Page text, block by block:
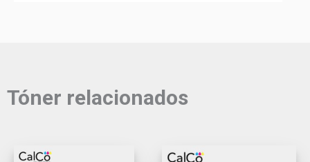
Tóner relacionados